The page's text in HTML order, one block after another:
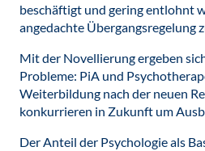
beschäftigt und gering entlohnt
angedachte Übergangsregelung
Mit der Novellierung ergeben
Probleme: PiA und
Weiterbildung nach der neuen
konkurrieren in Zukunft um
Der Anteil der Psychologie als